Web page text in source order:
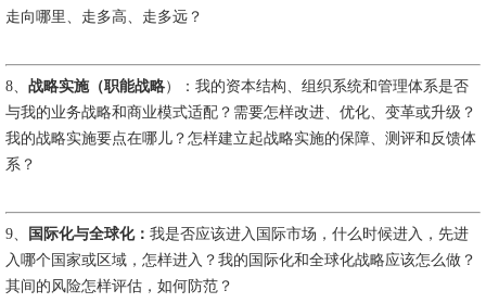
走向哪里、走多高、走多远？
8、 战略实施（职能战略）：我的资本结构、组织系统和管理体系是否
与我的业务战略和商业模式适配？需要怎样改进、优化、变革或升级？
我的战略实施要点在哪儿？怎样建立起战略实施的保障、测评和反馈体
系？
9、 国际化与全球化： 我是否应该进入国际市场，什么时候进入，先进
入哪个国家或区域，怎样进入？我的国际化和全球化战略应该怎么做？
其间的风险怎样评估，如何防范？